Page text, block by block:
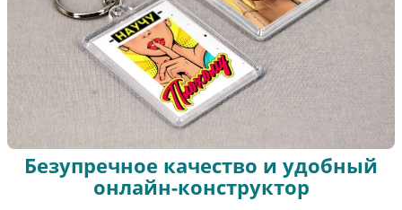
Безупречное качество и удобный
онлайн-конструктор